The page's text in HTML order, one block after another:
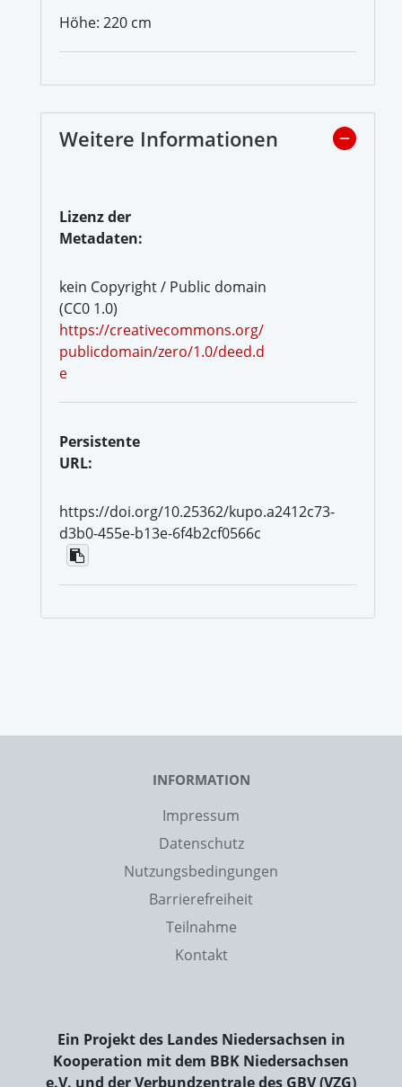
Höhe: 220 cm
Weitere Informationen
Lizenz der
Metadaten:
kein Copyright / Public domain
(CC0 1.0)
https://creativecommons.org/
publicdomain/zero/1.0/deed.d
e
Persistente
URL:
https://doi.org/10.25362/kupo.a2412c73-
d3b0-455e-b13e-6f4b2cf0566c
INFORMATION
Impressum
Datenschutz
Nutzungsbedingungen
Barrierefreiheit
Teilnahme
Kontakt
Ein Projekt des Landes Niedersachsen in
Kooperation mit dem BBK Niedersachsen
e.V. und der Verbundzentrale des GBV (VZG)